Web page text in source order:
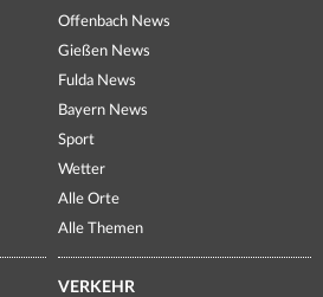
Offenbach News
Gießen News
Fulda News
Bayern News
Sport
Wetter
Alle Orte
Alle Themen
VERKEHR